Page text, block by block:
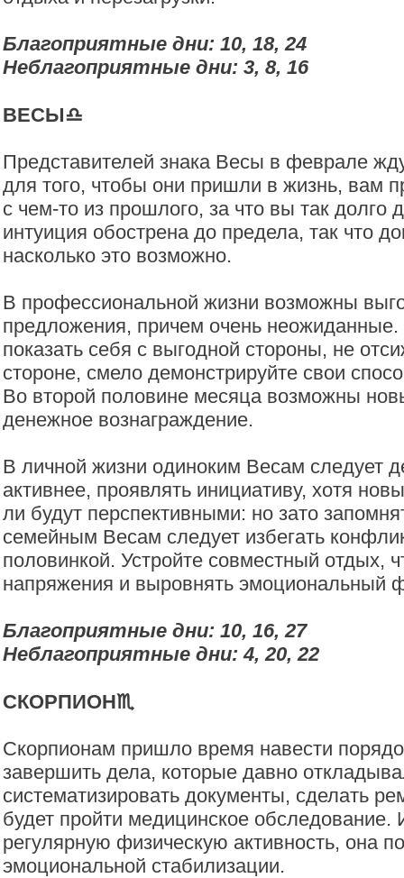
Благоприятные дни: 10, 18, 24
Неблагоприятные дни: 3, 8, 16
ВЕСЫ♎️
Представителей знака Весы в феврале
для того, чтобы они пришли в жизнь, вам
с чем-то из прошлого, за что вы так
интуиция обострена до предела, так что
насколько это возможно.
В профессиональной жизни возможны
предложения, причем очень неожиданные.
показать себя с выгодной стороны, не
стороне, смело демонстрируйте свои
Во второй половине месяца возможны
денежное вознаграждение.
В личной жизни одиноким Весам следует
активнее, проявлять инициативу, хотя
ли будут перспективными: но зато
семейным Весам следует избегать
половинкой. Устройте совместный отдых,
напряжения и выровнять эмоциональный
Благоприятные дни: 10, 16, 27
Неблагоприятные дни:4, 20, 22
СКОРПИОН♏️
Скорпионам пришло время навести
завершить дела, которые давно
систематизировать документы, сделать
будет пройти медицинское обследование.
регулярную физическую активность, она
эмоциональной стабилизации.